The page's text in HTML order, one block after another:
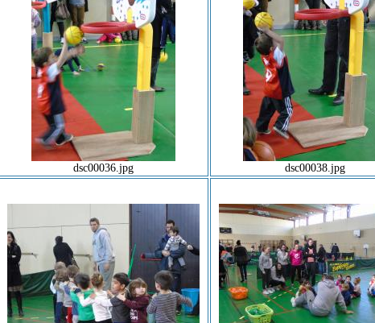
dsc00036.jpg dsc00038.jpg